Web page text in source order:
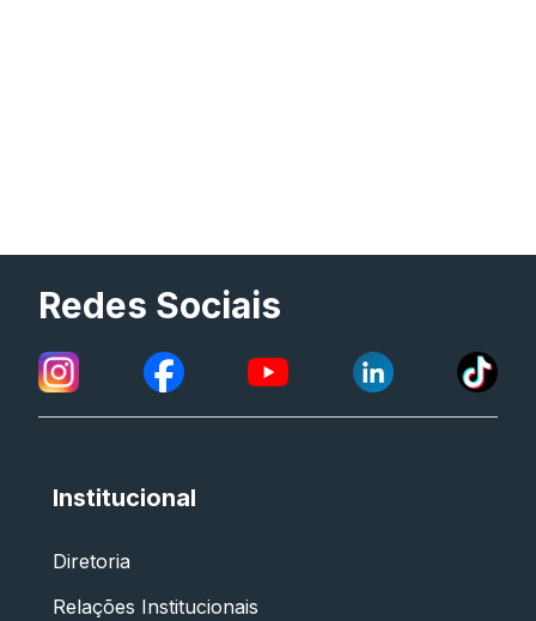
Redes Sociais
Institucional
Diretoria
Relações Institucionais